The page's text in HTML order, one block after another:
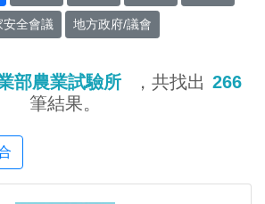
安全會議 地方政府/議會
部農業試驗所 ，共找出 266
筆結果。